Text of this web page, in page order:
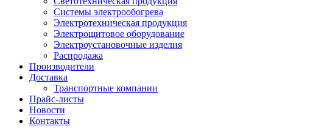
Системы электрообогрева
Электротехническая продукция
Электрощитовое оборудование
Электроустановочные изделия
Распродажа
Производители
Доставка
Транспортные компании
Прайс-листы
Новости
Контакты